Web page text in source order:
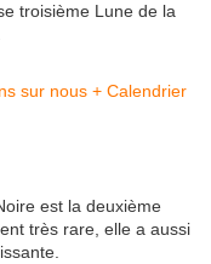
troisième Lune de la
est la deuxième
très rare, elle a aussi